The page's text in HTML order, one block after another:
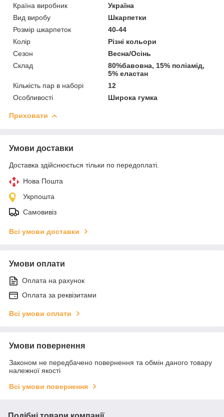
Країна виробник
Україна
Вид виробу
Шкарпетки
Розмір шкарпеток
40-44
Колір
Різні кольори
Сезон
Весна/Осінь
Склад
80%бавовна, 15% поліамід,
5% еластан
Кількість пар в наборі
12
Особливості
Широка гумка
Приховати
Умови доставки
Доставка здійснюється тільки по передоплаті.
Нова Пошта
Укрпошта
Самовивіз
Всі умови доставки
Умови оплати
Оплата на рахунок
Оплата за реквізитами
Всі умови оплати
Умови повернення
Законом не передбачено повернення та обмін даного товару
належної якості
Всі умови повернення